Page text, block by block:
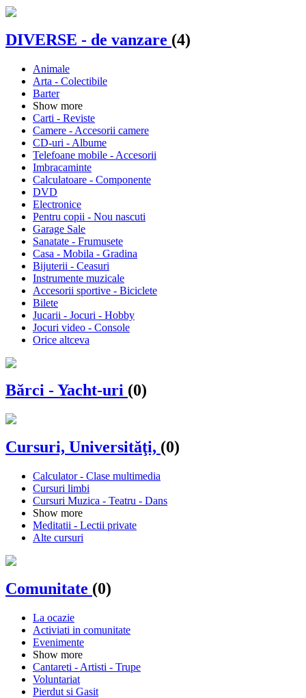
DIVERSE - de vanzare (4)
Animale
Arta - Colectibile
Barter
Show more
Carti - Reviste
Camere - Accesorii camere
CD-uri - Albume
Telefoane mobile - Accesorii
Imbracaminte
Calculatoare - Componente
DVD
Electronice
Pentru copii - Nou nascuti
Garage Sale
Sanatate - Frumusete
Casa - Mobila - Gradina
Bijuterii - Ceasuri
Instrumente muzicale
Accesorii sportive - Biciclete
Bilete
Jucarii - Jocuri - Hobby
Jocuri video - Console
Orice altceva
Bărci - Yacht-uri (0)
Cursuri, Universităţi, (0)
Calculator - Clase multimedia
Cursuri limbi
Cursuri Muzica - Teatru - Dans
Show more
Meditatii - Lectii private
Alte cursuri
Comunitate (0)
La ocazie
Activiati in comunitate
Evenimente
Show more
Cantareti - Artisti - Trupe
Voluntariat
Pierdut si Gasit